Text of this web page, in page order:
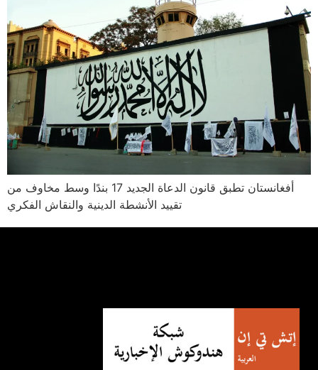
أفغانستان تطبق قانون الدعاة الجديد 17 بندًا وسط مخاوف من
تقييد الأنشطة الدينية والنقاش الفكري